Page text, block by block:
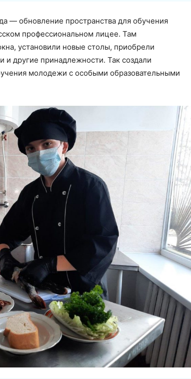
— обновление пространства для обучения
профессиональном лицее. Там
установили новые столы, приобрели
другие принадлежности. Так создали
молодежи с особыми образовательными